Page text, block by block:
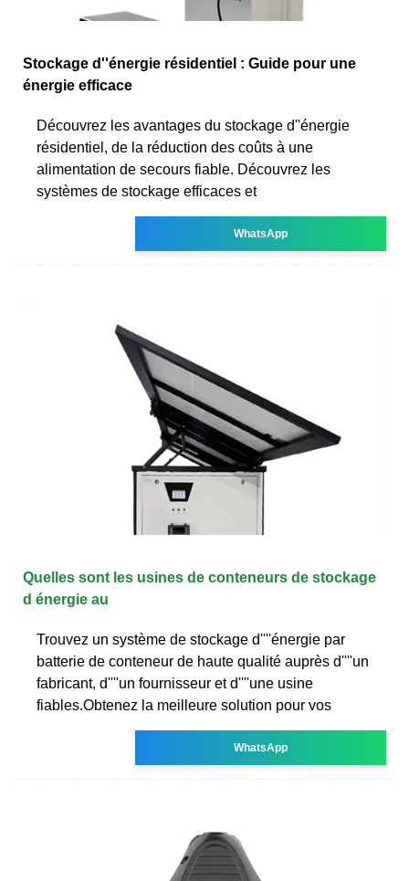
Stockage d''énergie résidentiel : Guide pour une
énergie efficace
Découvrez les avantages du stockage d''énergie
résidentiel, de la réduction des coûts à une
alimentation de secours fiable. Découvrez les
systèmes de stockage efficaces et
WhatsApp
Quelles sont les usines de conteneurs de stockage
d énergie au
Trouvez un système de stockage d''''énergie par
batterie de conteneur de haute qualité auprès d''''un
fabricant, d''''un fournisseur et d''''une usine
fiables.Obtenez la meilleure solution pour vos
WhatsApp